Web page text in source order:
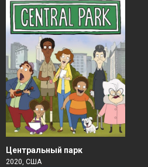
Центральный парк
2020, США